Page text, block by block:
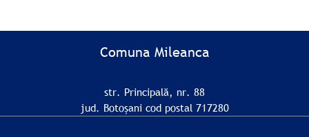
Comuna Mileanca
str. Principală, nr. 88
jud. Botoșani cod postal 717280